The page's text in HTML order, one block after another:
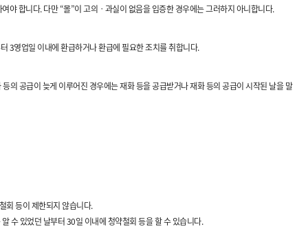
야 합니다. 다만 “몰”이 고의ㆍ과실이 없음을 입증한 경우에는 그러하지 아니합니다.
3영업일 이내에 환급하거나 환급에 필요한 조치를 취합니다.
의 공급이 늦게 이루어진 경우에는 재화 등을 공급받거나 재화 등의 공급이 시작된 날을 말
회 등이 제한되지 않습니다.
수 있었던 날부터 30일 이내에 청약철회 등을 할 수 있습니다.